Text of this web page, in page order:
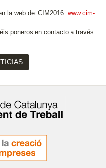
la web del CIM2016: www.cim-
poneros en contacto a través